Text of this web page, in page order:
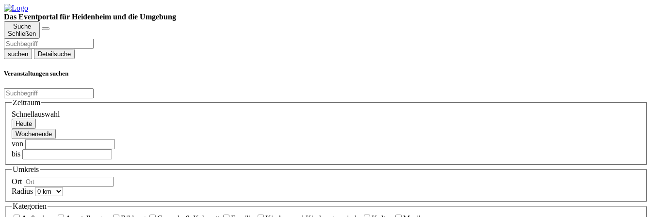
Das Eventportal für Heidenheim und die Umgebung
Suche
Schließen
suchen Detailsuche
Veranstaltungen suchen
Zeitraum
Schnellauswahl
Heute
Wochenende
von
bis
Umkreis
Ort
Radius
Kategorien